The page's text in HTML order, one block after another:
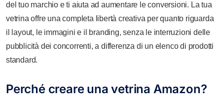
del tuo marchio e ti aiuta ad aumentare le conversioni. La tua
vetrina offre una completa libertà creativa per quanto riguarda
il layout, le immagini e il branding, senza le interruzioni delle
pubblicità dei concorrenti, a differenza di un elenco di prodotti
standard.
Perché creare una vetrina Amazon?